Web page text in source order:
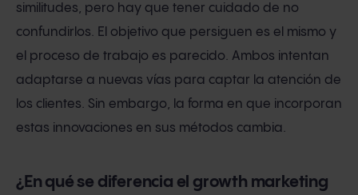
similitudes, pero hay que tener cuidado de no
confundirlos. El objetivo que persiguen es el mismo y
el proceso de trabajo es parecido. Ambos intentan
adaptarse a nuevas vías para captar la atención de
los clientes. Sin embargo, la forma en que incorporan
estas innovaciones en sus métodos cambia.
¿En qué se diferencia el growth marketing